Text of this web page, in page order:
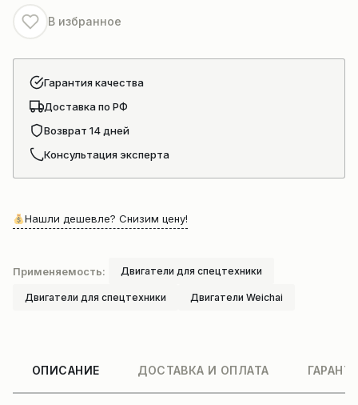
WD10G220E23
В избранное
Гарантия качества
Доставка по РФ
Возврат 14 дней
Консультация эксперта
Нашли дешевле? Снизим цену!
Применяемость: Двигатели для спецтехники
Двигатели для спецтехники Двигатели Weichai
ОПИСАНИЕ ДОСТАВКА И ОПЛАТА